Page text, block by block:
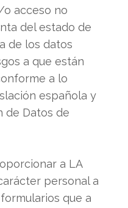
acceso no
del estado de
de los datos
a que están
a lo
española y
de Datos de
a LA
personal a
que a